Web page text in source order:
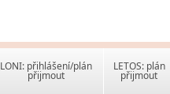
LONI: přihlášení/plán
přijmout
LETOS: plán
přijmout